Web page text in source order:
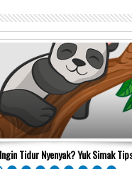
Tidur Nyenyak? Yuk Simak